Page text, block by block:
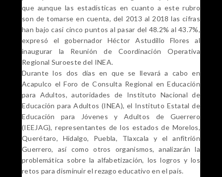
que aunque las estadísticas en cuanto a este rubro
son de tomarse en cuenta, del 2013 al 2018 las cifras
han bajo casi cinco puntos al pasar del 48.2% al 43.7%,
expresó el gobernador Héctor Astudillo Flores al
inaugurar la Reunión de Coordinación Operativa
Regional Suroeste del INEA.
Durante los dos días en que se llevará a cabo en
Acapulco el Foro de Consulta Regional en Educación
para Adultos, autoridades de Instituto Nacional de
Educación para Adultos (INEA), el Instituto Estatal de
Educación para Jóvenes y Adultos de Guerrero
(IEEJAG), representantes de los estados de Morelos,
Querétaro, Hidalgo, Puebla, Tlaxcala y el anfitrión
Guerrero, así como otros organismos, analizarán la
problemática sobre la alfabetización, los logros y los
retos para disminuir el rezago educativo en el país.